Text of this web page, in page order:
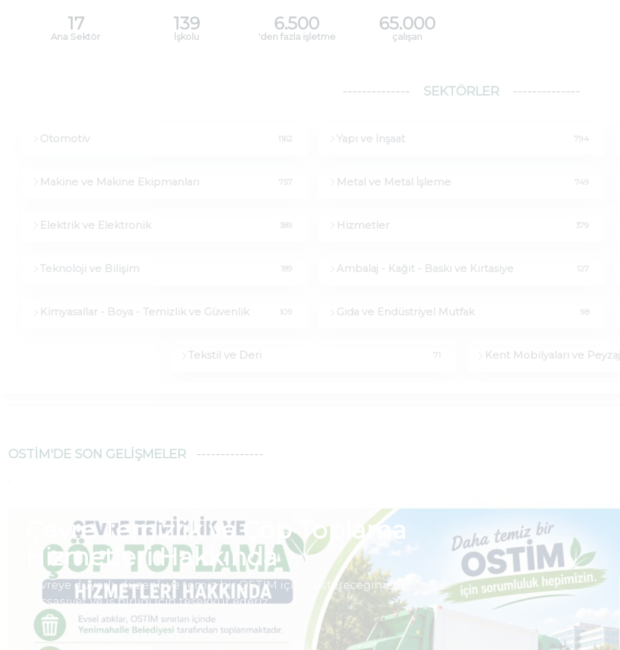
17
Ana Sektör
139
İşkolu
6.500
'den fazla işletme
65.000
çalışan
SEKTÖRLER
Otomotiv 1162 Yapı ve İnşaat 794
Makine ve Makine Ekipmanları 757 Metal ve Metal İşleme 749
Elektrik ve Elektronik 389 Hizmetler 379
Teknoloji ve Bilişim 189 Ambalaj - Kağıt - Baskı ve Kırtasiye 127
Kimyasallar - Boya - Temizlik ve Güvenlik 109 Gıda ve Endüstriyel Mutfak 98
Tekstil ve Deri 71 Kent Mobilyaları ve Peyzaj
OSTİM'DE SON GELIŞMELER
Çevre Temizlik ve Çöp Toplama
Hizmetleri Hakkında
Çevreye duyarlı, düzenli ve temiz bir OSTİM için göstereceğiniz
hassasiyet ve iş birliği için teşekkür ederiz.